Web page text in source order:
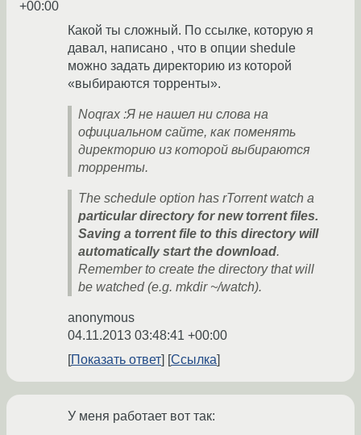
+00:00
Какой ты сложный. По ссылке, которую я
давал, написано , что в опции shedule
можно задать директорию из которой
«выбираются торренты».
Noqrax :Я не нашел ни слова на
официальном сайте, как поменять
директорию из которой выбираются
торренты.
The schedule option has rTorrent watch a
particular directory for new torrent files.
Saving a torrent file to this directory will
automatically start the download.
Remember to create the directory that will
be watched (e.g. mkdir ~/watch).
anonymous
04.11.2013 03:48:41 +00:00
Показать ответ
Ссылка
У меня работает вот так: